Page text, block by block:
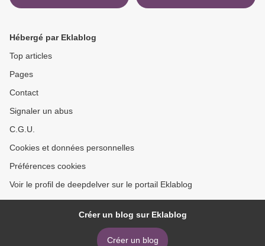
Hébergé par Eklablog
Top articles
Pages
Contact
Signaler un abus
C.G.U.
Cookies et données personnelles
Préférences cookies
Voir le profil de deepdelver sur le portail Eklablog
Créer un blog sur Eklablog
Créer un blog